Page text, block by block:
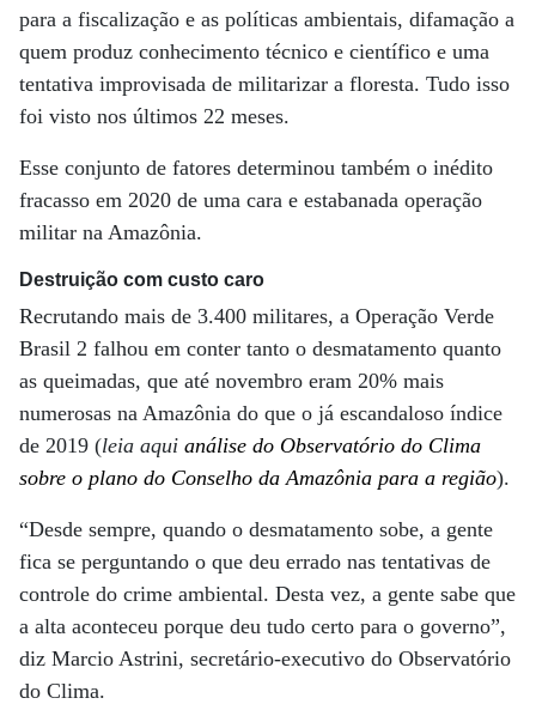
para a fiscalização e as políticas ambientais, difamação a
quem produz conhecimento técnico e científico e uma
tentativa improvisada de militarizar a floresta. Tudo isso
foi visto nos últimos 22 meses.
Esse conjunto de fatores determinou também o inédito
fracasso em 2020 de uma cara e estabanada operação
militar na Amazônia.
Destruição com custo caro
Recrutando mais de 3.400 militares, a Operação Verde
Brasil 2 falhou em conter tanto o desmatamento quanto
as queimadas, que até novembro eram 20% mais
numerosas na Amazônia do que o já escandaloso índice
de 2019 (leia aqui análise do Observatório do Clima
sobre o plano do Conselho da Amazônia para a região).
“Desde sempre, quando o desmatamento sobe, a gente
fica se perguntando o que deu errado nas tentativas de
controle do crime ambiental. Desta vez, a gente sabe que
a alta aconteceu porque deu tudo certo para o governo”,
diz Marcio Astrini, secretário-executivo do Observatório
do Clima.